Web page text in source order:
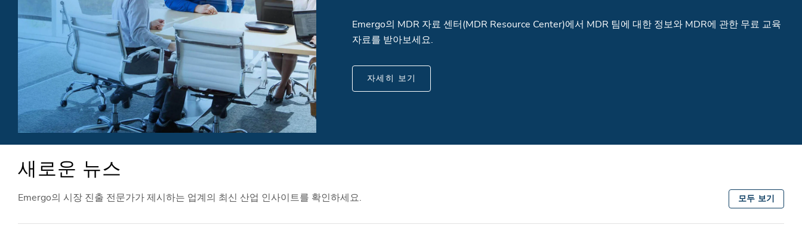
Emergo의 MDR 자료 센터(MDR Resource Center)에서 MDR 팀에 대한 정보와 MDR에 관한 무료 교육
자료를 받아보세요.
자세히 보기
새로운 뉴스
Emergo의 시장 진출 전문가가 제시하는 업계의 최신 산업 인사이트를 확인하세요. 모두 보기